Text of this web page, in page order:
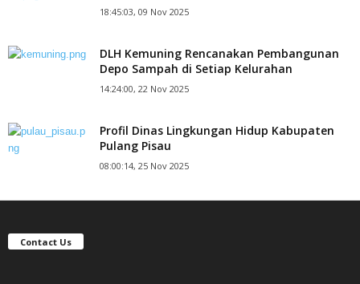
18:45:03, 09 Nov 2025
DLH Kemuning Rencanakan Pembangunan
Depo Sampah di Setiap Kelurahan
14:24:00, 22 Nov 2025
Profil Dinas Lingkungan Hidup Kabupaten
Pulang Pisau
08:00:14, 25 Nov 2025
Contact Us